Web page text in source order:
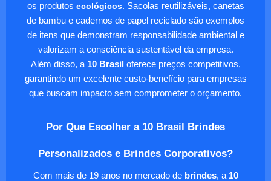
os produtos ecológicos. Sacolas reutilizáveis, canetas
de bambu e cadernos de papel reciclado são exemplos
de itens que demonstram responsabilidade ambiental e
valorizam a consciência sustentável da empresa.
Além disso, a 10 Brasiloferece preços competitivos,
garantindo um excelente custo-benefício para empresas
que buscam impacto sem comprometer o orçamento.
Por Que Escolher a 10 Brasil Brindes
Personalizados e Brindes Corporativos?
Com mais de 19 anos no mercado de brindes, a 10